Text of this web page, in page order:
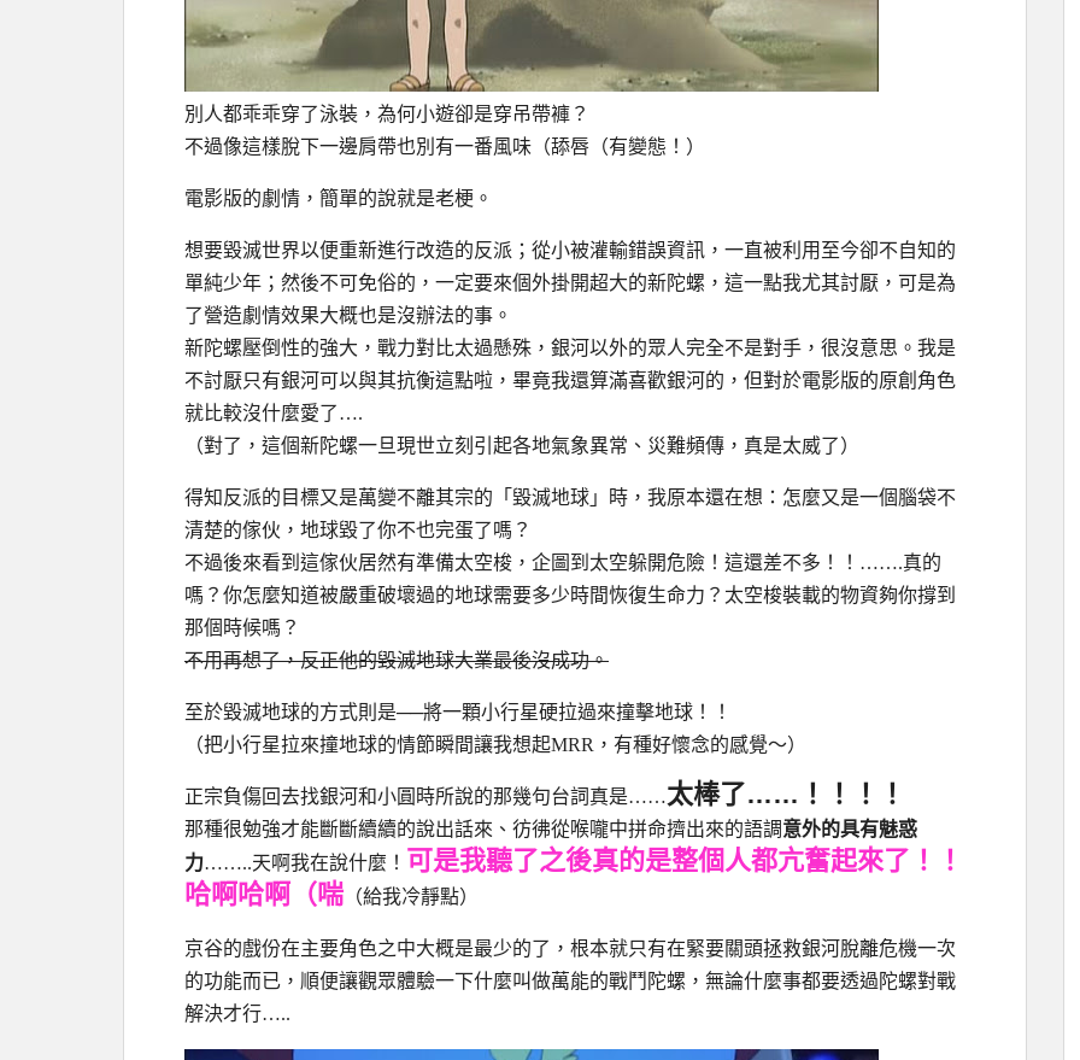
別人都乖乖穿了泳裝，為何小遊卻是穿吊帶褲？
不過像這樣脫下一邊肩帶也別有一番風味（舔唇（有變態！）
電影版的劇情，簡單的說就是老梗。
想要毀滅世界以便重新進行改造的反派；從小被灌輸錯誤資訊，一直被利用至今卻不自知的
單純少年；然後不可免俗的，一定要來個外掛開超大的新陀螺，這一點我尤其討厭，可是為
了營造劇情效果大概也是沒辦法的事。
新陀螺壓倒性的強大，戰力對比太過懸殊，銀河以外的眾人完全不是對手，很沒意思。我是
不討厭只有銀河可以與其抗衡這點啦，畢竟我還算滿喜歡銀河的，但對於電影版的原創角色
就比較沒什麼愛了….
（對了，這個新陀螺一旦現世立刻引起各地氣象異常、災難頻傳，真是太威了）
得知反派的目標又是萬變不離其宗的「毀滅地球」時，我原本還在想：怎麼又是一個腦袋不
清楚的傢伙，地球毀了你不也完蛋了嗎？
不過後來看到這傢伙居然有準備太空梭，企圖到太空躲開危險！這還差不多！！…….真的
嗎？你怎麼知道被嚴重破壞過的地球需要多少時間恢復生命力？太空梭裝載的物資夠你撐到
那個時候嗎？
不用再想了，反正他的毀滅地球大業最後沒成功。
至於毀滅地球的方式則是──將一顆小行星硬拉過來撞擊地球！！
（把小行星拉來撞地球的情節瞬間讓我想起MRR，有種好懷念的感覺～）
正宗負傷回去找銀河和小圓時所說的那幾句台詞真是……太棒了……！！！！
那種很勉強才能斷斷續續的說出話來、彷彿從喉嚨中拼命擠出來的語調意外的具有魅惑
力……..天啊我在說什麼！ 可是我聽了之後真的是整個人都亢奮起來了！！
哈啊哈啊（喘 （給我冷靜點）
京谷的戲份在主要角色之中大概是最少的了，根本就只有在緊要關頭拯救銀河脫離危機一次
的功能而已，順便讓觀眾體驗一下什麼叫做萬能的戰鬥陀螺，無論什麼事都要透過陀螺對戰
解決才行…..